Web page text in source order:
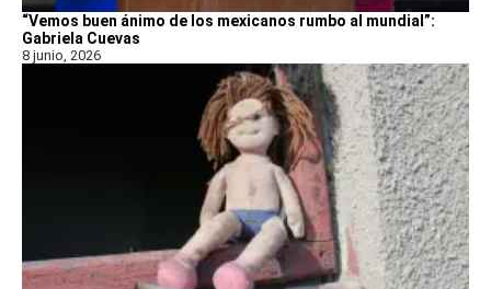
“Vemos buen ánimo de los mexicanos rumbo al mundial”:
Gabriela Cuevas
8 junio, 2026